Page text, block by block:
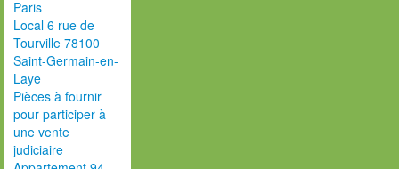
Paris
Local 6 rue de
Tourville 78100
Saint-Germain-en-
Laye
Pièces à fournir
pour participer à
une vente
judiciaire